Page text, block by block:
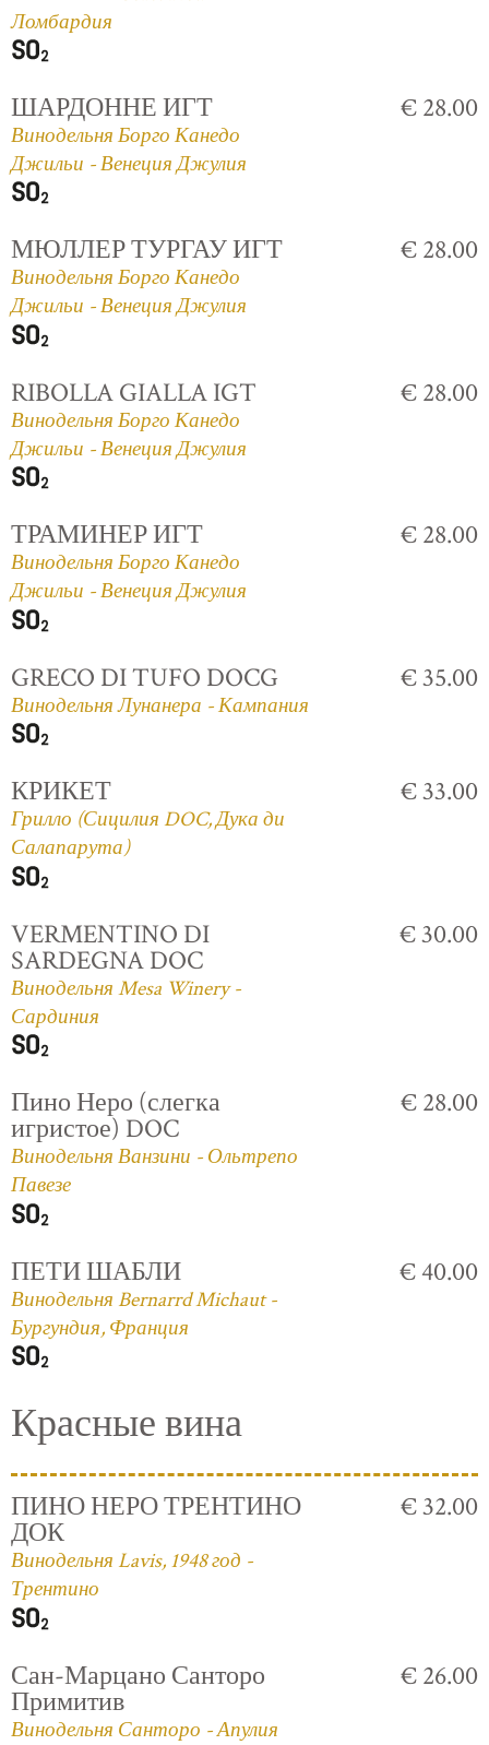
Ломбардия
ШАРДОННЕ ИГТ
Винодельня Борго Канедо
Джильи - Венеция Джулия
€ 28.00
МЮЛЛЕР ТУРГАУ ИГТ
Винодельня Борго Канедо
Джильи - Венеция Джулия
€ 28.00
RIBOLLA GIALLA IGT
Винодельня Борго Канедо
Джильи - Венеция Джулия
€ 28.00
ТРАМИНЕР ИГТ
Винодельня Борго Канедо
Джильи - Венеция Джулия
€ 28.00
GRECO DI TUFO DOCG
Винодельня Лунанера - Кампания
€ 35.00
КРИКЕТ
Грилло (Сицилия DOC, Дука ди
Салапарута)
€ 33.00
VERMENTINO DI
SARDEGNA DOC
Винодельня Mesa Winery -
Сардиния
€ 30.00
Пино Неро (слегка
игристое) DOC
Винодельня Ванзини - Ольтрепо
Павезе
€ 28.00
ПЕТИ ШАБЛИ
Винодельня Bernarrd Michaut -
Бургундия, Франция
€ 40.00
Красные вина
ПИНО НЕРО ТРЕНТИНО
ДОК
Винодельня Lavis, 1948 год -
Трентино
€ 32.00
Сан-Марцано Санторо
Примитив
Винодельня Санторо - Апулия
€ 26.00